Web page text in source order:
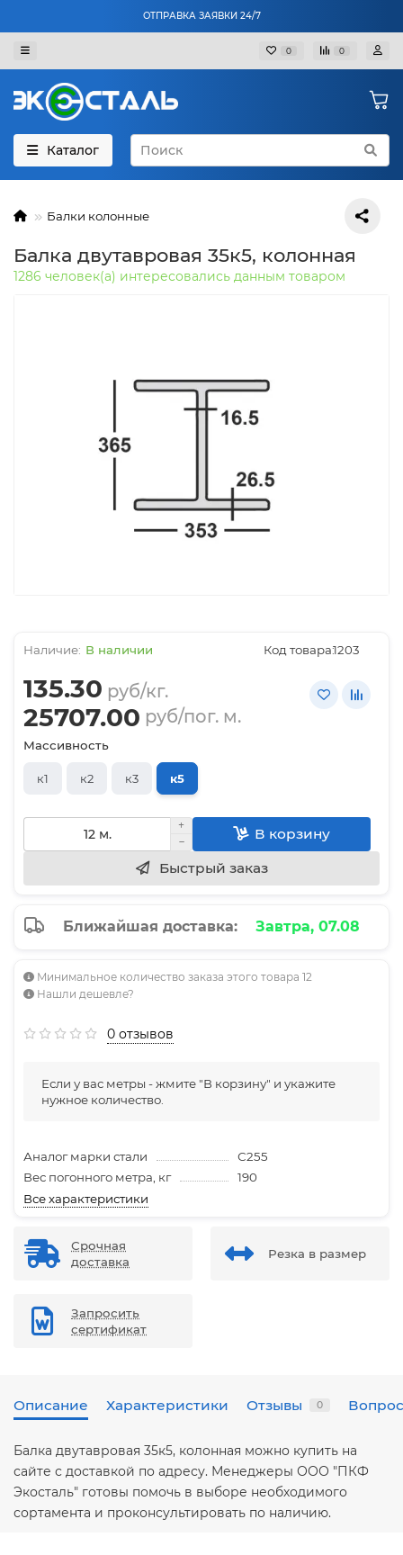
ОТПРАВКА ЗАЯВКИ 24/7
0 0
Каталог
Балки колонные
Балка двутавровая 35к5, колонная
1286 человек(а) интересовались данным товаром
В наличии Код товара:1203
135.30 руб/кг.
25707.00 руб/пог. м.
Массивность
к1 к2 к3 к5
В корзину
Быстрый заказ
Ближайшая доставка: Завтра, 07.08
Минимальное количество заказа этого товара 12
Нашли дешевле?
0 отзывов
Если у вас метры - жмите "В корзину" и укажите
нужное количество.
Аналог марки стали
С255
Вес погонного метра, кг
190
Все характеристики
Срочная
доставка
Резка в размер
Запросить
сертификат
Описание Характеристики Отзывы 0
Балка двутавровая 35к5, колонная можно купить на
сайте с доставкой по адресу. Менеджеры ООО "ПКФ
Экосталь" готовы помочь в выборе необходимого
сортамента и проконсультировать по наличию.